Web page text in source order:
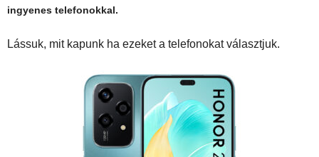
ingyenes telefonokkal.
Lássuk, mit kapunk ha ezeket a telefonokat választjuk.